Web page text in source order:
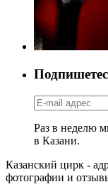
Раз в неделю
в Казани.
Казанский цирк -
фотографии и